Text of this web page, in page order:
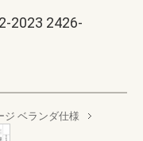
2023 2426-
ジ ベランダ仕様